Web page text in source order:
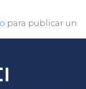
para publicar un